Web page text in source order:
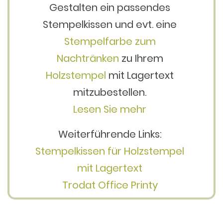
Gestalten ein passendes
Stempelkissen und evt. eine
Stempelfarbe zum
Nachtränken zu Ihrem
Holzstempel mit Lagertext
mitzubestellen.
Lesen Sie mehr
Weiterführende Links:
Stempelkissen für Holzstempel
mit Lagertext
Trodat Office Printy